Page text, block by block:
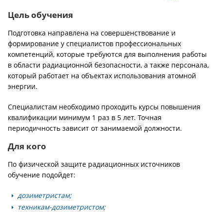
Цель обучения
Подготовка направлена на совершенствование и
формирование у специалистов профессиональных
компетенций, которые требуются для выполнения работы
в области радиационной безопасности, а также персонала,
который работает на объектах использования атомной
энергии.
Специалистам необходимо проходить курсы повышения
квалификации минимум 1 раз в 5 лет. Точная
периодичность зависит от занимаемой должности.
Для кого
По физической защите радиационных источников
обучение подойдет:
дозиметристам;
техникам-дозиметристом;